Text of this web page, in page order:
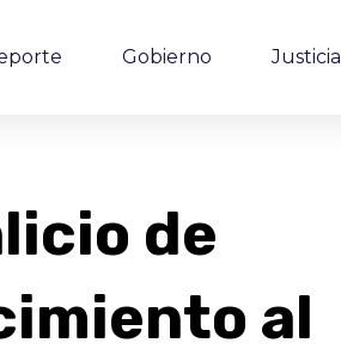
Gobierno Justicia
de
al